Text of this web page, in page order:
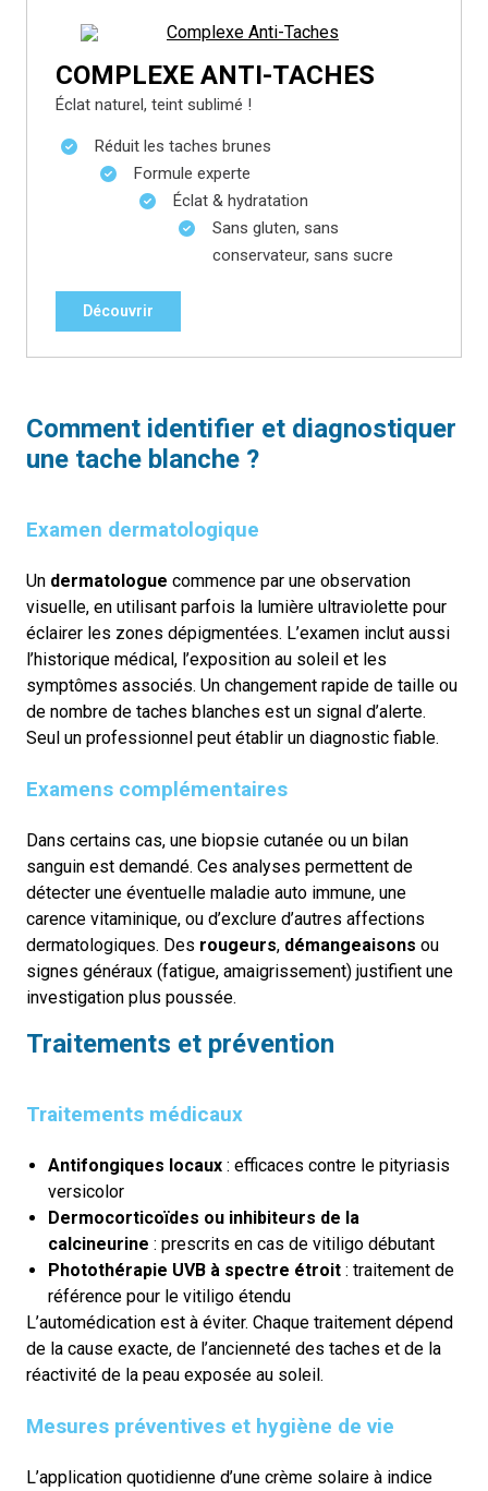
COMPLEXE ANTI-TACHES
Éclat naturel, teint sublimé !
Réduit les taches brunes
Formule experte
Éclat & hydratation
Sans gluten, sans
conservateur, sans sucre
Découvrir
Comment identifier et diagnostiquer
une tache blanche ?
Examen dermatologique
Un dermatologue commence par une observation
visuelle, en utilisant parfois la lumière ultraviolette pour
éclairer les zones dépigmentées. L’examen inclut aussi
l’historique médical, l’exposition au soleil et les
symptômes associés. Un changement rapide de taille ou
de nombre de taches blanches est un signal d’alerte.
Seul un professionnel peut établir un diagnostic fiable.
Examens complémentaires
Dans certains cas, une biopsie cutanée ou un bilan
sanguin est demandé. Ces analyses permettent de
détecter une éventuelle maladie auto immune, une
carence vitaminique, ou d’exclure d’autres affections
dermatologiques. Des rougeurs, démangeaisons ou
signes généraux (fatigue, amaigrissement) justifient une
investigation plus poussée.
Traitements et prévention
Traitements médicaux
Antifongiques locaux : efficaces contre le pityriasis
versicolor
Dermocorticoïdes ou inhibiteurs de la
calcineurine : prescrits en cas de vitiligo débutant
Photothérapie UVB à spectre étroit : traitement de
référence pour le vitiligo étendu
L’automédication est à éviter. Chaque traitement dépend
de la cause exacte, de l’ancienneté des taches et de la
réactivité de la peau exposée au soleil.
Mesures préventives et hygiène de vie
L’application quotidienne d’une crème solaire à indice